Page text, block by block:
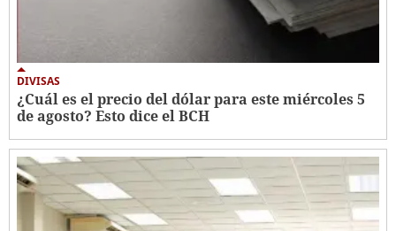
DIVISAS
¿Cuál es el precio del dólar para este miércoles 5
de agosto? Esto dice el BCH